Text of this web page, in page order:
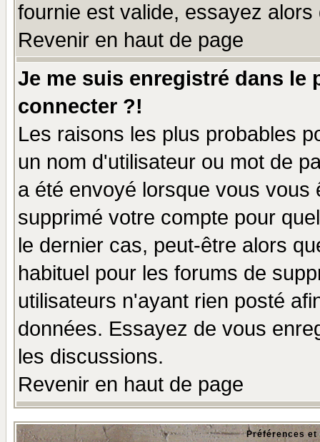
fournie est valide, essayez
Revenir en haut de page
Je me suis enregistré dans le
connecter ?!
Les raisons les plus probables
un nom d'utilisateur ou mot de
a été envoyé lorsque vous
supprimé votre compte pour
le dernier cas, peut-être alors
habituel pour les forums de
utilisateurs n'ayant rien posté
données. Essayez de vous
les discussions.
Revenir en haut de page
Préférences